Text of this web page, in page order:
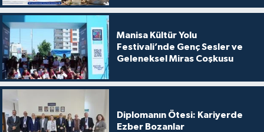
Manisa Kültür Yolu
Festivali’nde Genç Sesler ve
Geleneksel Miras Coşkusu
Diplomanın Ötesi: Kariyerde
Ezber Bozanlar